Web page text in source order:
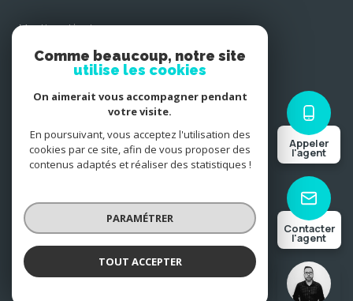
GAUTIER Julien
Appeler
l'agent
Contacter
l'agent
mentions légales
cookies
© 2026 | Tous droits réservés
Réalisé par
Comme beaucoup, notre site
utilise les cookies
On aimerait vous accompagner pendant
votre visite.
En poursuivant, vous acceptez l'utilisation des
cookies par ce site, afin de vous proposer des
contenus adaptés et réaliser des statistiques !
PARAMÉTRER
TOUT ACCEPTER